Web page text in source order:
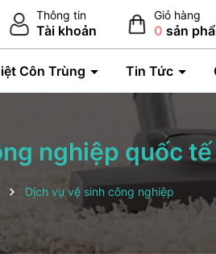
Thông tin
Tài khoản
Giỏ hàng
0 sản
Côn Trùng Tin Tức
nghiệp quốc tế
Dịch vụ vệ sinh công nghiệp